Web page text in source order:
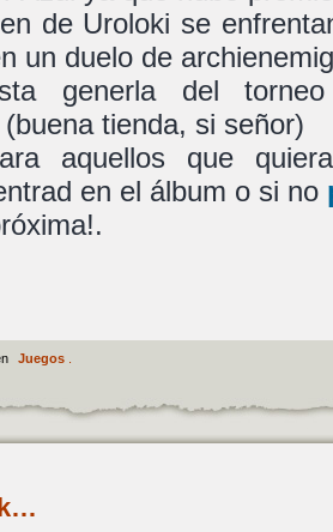
aquellos que
en el álbum o si no
Juegos.